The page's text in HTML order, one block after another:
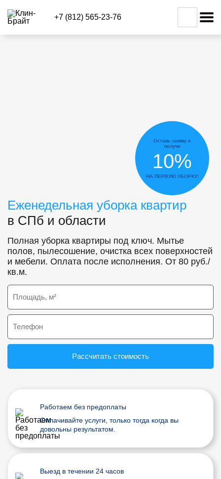
+7 (812) 565-23-76
Еженедельная уборка квартир
в СПб и области
Полная уборка квартиры под ключ. Мытье
полов, пылесошение, очистка всех поверхностей
и мебели. Оплата после исполнения. От 80 руб./
кв.м.
Рассчитать стоимость
Оставь заявку и
получи
10%
НА ПЕРВУЮ УБОРКУ!
Работаем без предоплаты
Оплачивайте услуги, только тогда когда вы
довольны результатом.
Выезд в течении 24 часов